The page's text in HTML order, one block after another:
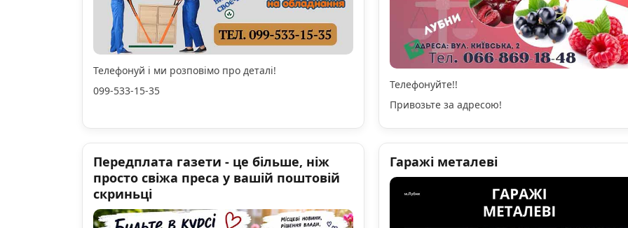
Телефонуй і ми розповімо про деталі!
099-533-15-35
Телефонуйте!!
Привозьте за адресою!
Передплата газети - це більше, ніж
просто свіжа преса у вашій поштовій
скриньці
Гаражі металеві